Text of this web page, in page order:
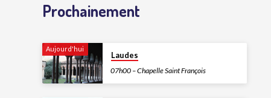
Prochainement
Aujourd'hui
Laudes
07h00 – Chapelle Saint François